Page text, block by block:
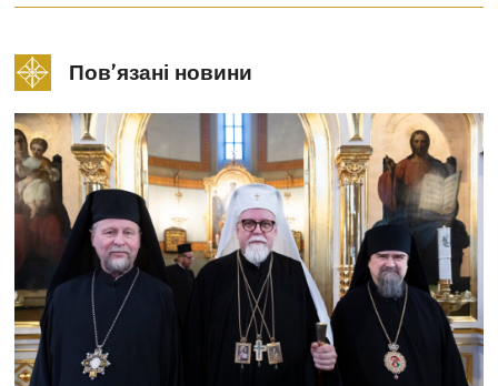
Пов’язані новини